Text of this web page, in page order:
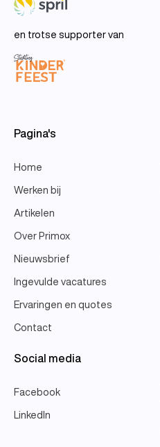
en trotse supporter van
Pagina's
Home
Werken bij
Artikelen
Over Primox
Nieuwsbrief
Ingevulde vacatures
Ervaringen en quotes
Contact
Social media
Facebook
LinkedIn